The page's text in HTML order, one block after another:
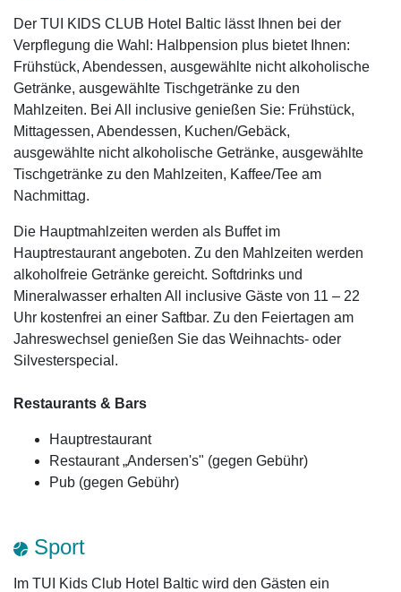
Der TUI KIDS CLUB Hotel Baltic lässt Ihnen bei der
Verpflegung die Wahl: Halbpension plus bietet Ihnen:
Frühstück, Abendessen, ausgewählte nicht alkoholische
Getränke, ausgewählte Tischgetränke zu den
Mahlzeiten. Bei All inclusive genießen Sie: Frühstück,
Mittagessen, Abendessen, Kuchen/Gebäck,
ausgewählte nicht alkoholische Getränke, ausgewählte
Tischgetränke zu den Mahlzeiten, Kaffee/Tee am
Nachmittag.
Die Hauptmahlzeiten werden als Buffet im
Hauptrestaurant angeboten. Zu den Mahlzeiten werden
alkoholfreie Getränke gereicht. Softdrinks und
Mineralwasser erhalten All inclusive Gäste von 11 – 22
Uhr kostenfrei an einer Saftbar. Zu den Feiertagen am
Jahreswechsel genießen Sie das Weihnachts- oder
Silvesterspecial.
Restaurants & Bars
Hauptrestaurant
Restaurant „Andersen's" (gegen Gebühr)
Pub (gegen Gebühr)
Sport
Im TUI Kids Club Hotel Baltic wird den Gästen ein